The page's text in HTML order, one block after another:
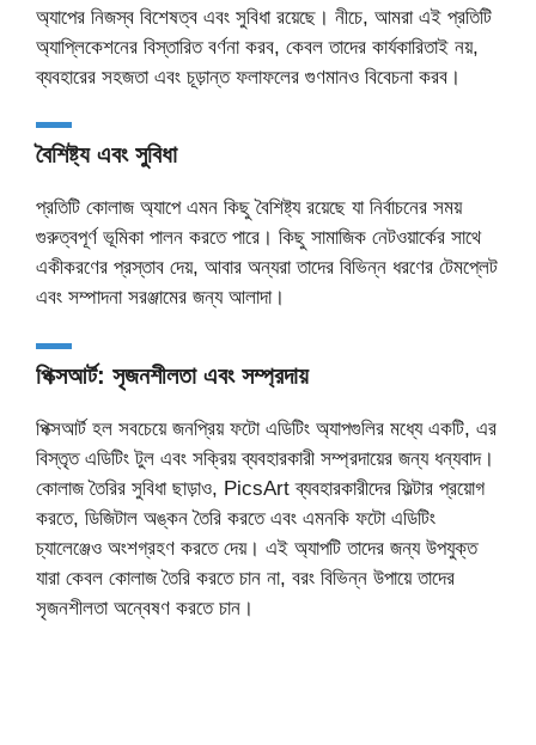
অ্যাপের নিজস্ব বিশেষত্ব এবং সুবিধা রয়েছে। নীচে, আমরা এই প্রতিটি
অ্যাপ্লিকেশনের বিস্তারিত বর্ণনা করব, কেবল তাদের কার্যকারিতাই নয়,
ব্যবহারের সহজতা এবং চূড়ান্ত ফলাফলের গুণমানও বিবেচনা করব।
বৈশিষ্ট্য এবং সুবিধা
প্রতিটি কোলাজ অ্যাপে এমন কিছু বৈশিষ্ট্য রয়েছে যা নির্বাচনের সময়
গুরুত্বপূর্ণ ভূমিকা পালন করতে পারে। কিছু সামাজিক নেটওয়ার্কের সাথে
একীকরণের প্রস্তাব দেয়, আবার অন্যরা তাদের বিভিন্ন ধরণের টেমপ্লেট
এবং সম্পাদনা সরঞ্জামের জন্য আলাদা।
পিক্সআর্ট: সৃজনশীলতা এবং সম্প্রদায়
পিক্সআর্ট হল সবচেয়ে জনপ্রিয় ফটো এডিটিং অ্যাপগুলির মধ্যে একটি, এর
বিস্তৃত এডিটিং টুল এবং সক্রিয় ব্যবহারকারী সম্প্রদায়ের জন্য ধন্যবাদ।
কোলাজ তৈরির সুবিধা ছাড়াও, PicsArt ব্যবহারকারীদের ফিল্টার প্রয়োগ
করতে, ডিজিটাল অঙ্কন তৈরি করতে এবং এমনকি ফটো এডিটিং
চ্যালেঞ্জেও অংশগ্রহণ করতে দেয়। এই অ্যাপটি তাদের জন্য উপযুক্ত
যারা কেবল কোলাজ তৈরি করতে চান না, বরং বিভিন্ন উপায়ে তাদের
সৃজনশীলতা অন্বেষণ করতে চান।